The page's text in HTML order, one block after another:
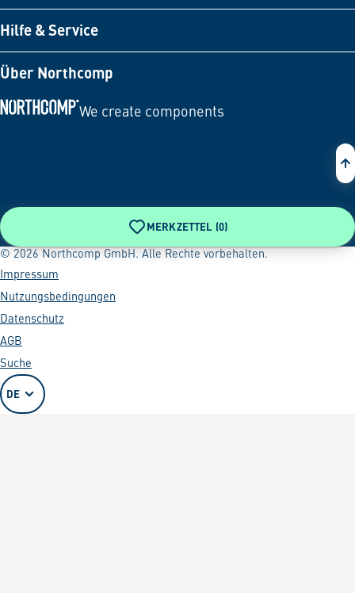
Hilfe & Service
Über Northcomp
We create components
MERKZETTEL (0)
© 2026 Northcomp GmbH. Alle Rechte vorbehalten.
Impressum
Nutzungsbedingungen
Datenschutz
AGB
Suche
DE